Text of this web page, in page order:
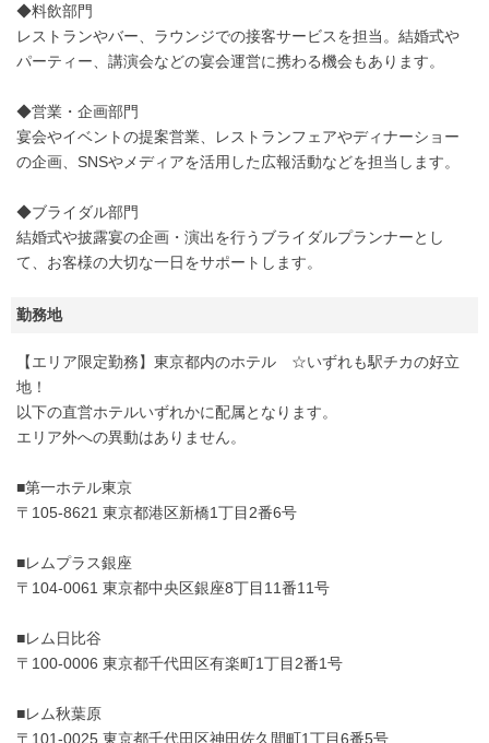
◆料飲部門
レストランやバー、ラウンジでの接客サービスを担当。結婚式や
パーティー、講演会などの宴会運営に携わる機会もあります。
◆営業・企画部門
宴会やイベントの提案営業、レストランフェアやディナーショー
の企画、SNSやメディアを活用した広報活動などを担当します。
◆ブライダル部門
結婚式や披露宴の企画・演出を行うブライダルプランナーとし
て、お客様の大切な一日をサポートします。
勤務地
【エリア限定勤務】東京都内のホテル ☆いずれも駅チカの好立
地！
以下の直営ホテルいずれかに配属となります。
エリア外への異動はありません。
■第一ホテル東京
〒105-8621 東京都港区新橋1丁目2番6号
■レムプラス銀座
〒104-0061 東京都中央区銀座8丁目11番11号
■レム日比谷
〒100-0006 東京都千代田区有楽町1丁目2番1号
■レム秋葉原
〒101-0025 東京都千代田区神田佐久間町1丁目6番5号